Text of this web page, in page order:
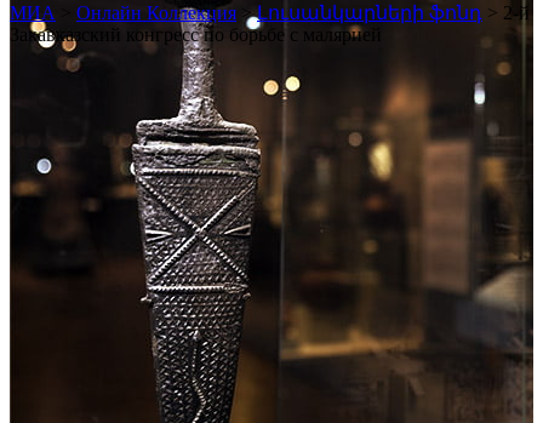
МИА Онлайн Коллекция >Լուսանկարների ֆոնդ > 2-й
Закавказский конгресс по борьбе с малярией